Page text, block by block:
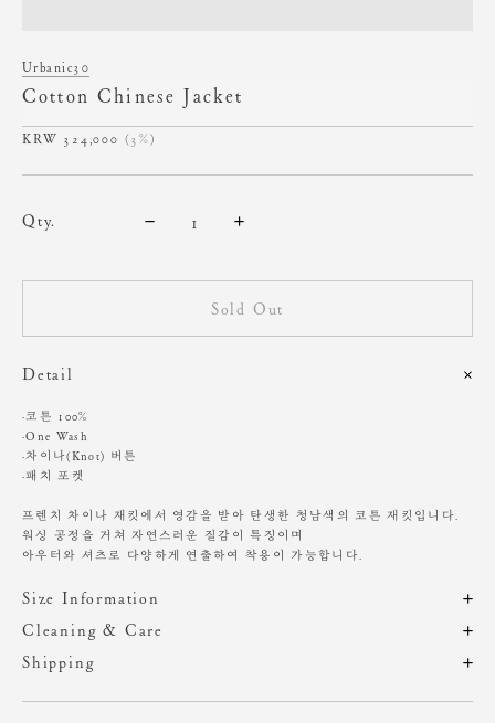
Urbanic30
Cotton Chinese Jacket
324,000 (3%)
qty.
Sold Out
Detail
·코튼 100%
·One Wash
·차이나(Knot) 버튼
·패치 포켓
프렌치 차이나 재킷에서 영감을 받아 탄생한 청남색의 코튼 재킷입니다.
워싱 공정을 거쳐 자연스러운 질감이 특징이며
아우터와 셔츠로 다양하게 연출하여 착용이 가능합니다.
Size Information
제품의 일정 수량을 측정한 평균치수로 재는 방법과 위치에 따라 1~3cm
편차가 있을 수 있습니다. (치수단위 : cm)
Cleaning & Care
착용 환경에 따라 물 빠짐, 묻어남, 이염 등이 발생될 수 있습니다.
밝은 계열의 의류, 습한 날씨 착용 시 주의해주세요.
Shipping